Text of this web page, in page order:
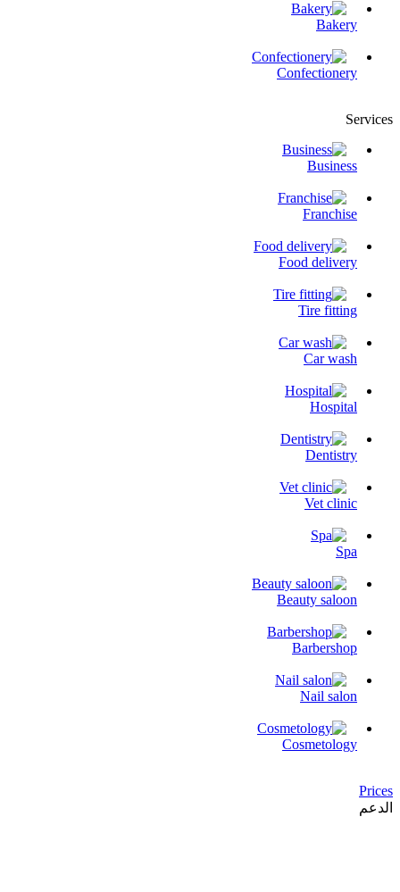
Bakery
Confectionery
Services
Business
Franchise
Food delivery
Tire fitting
Сar wash
Hospital
Dentistry
Vet clinic
Spa
Beauty saloon
Barbershop
Nail salon
Cosmetology
Prices
الدعم